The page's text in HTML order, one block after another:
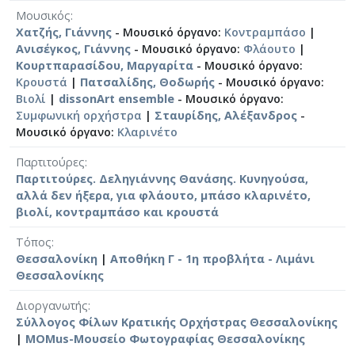
Μουσικός
Χατζής, Γιάννης - Μουσικό όργανο: Κοντραμπάσο |
Ανισέγκος, Γιάννης - Μουσικό όργανο: Φλάουτο |
Κουρτπαρασίδου, Μαργαρίτα - Μουσικό όργανο:
Κρουστά | Πατσαλίδης, Θοδωρής - Μουσικό όργανο:
Βιολί | dissonArt ensemble - Μουσικό όργανο:
Συμφωνική ορχήστρα | Σταυρίδης, Αλέξανδρος -
Μουσικό όργανο: Κλαρινέτο
Παρτιτούρες
Παρτιτούρες. Δεληγιάννης Θανάσης. Κυνηγούσα,
αλλά δεν ήξερα, για φλάουτο, μπάσο κλαρινέτο,
βιολί, κοντραμπάσο και κρουστά
Τόπος
Θεσσαλονίκη | Αποθήκη Γ - 1η προβλήτα - Λιμάνι
Θεσσαλονίκης
Διοργανωτής
Σύλλογος Φίλων Κρατικής Ορχήστρας Θεσσαλονίκης
| MOMus-Μουσείο Φωτογραφίας Θεσσαλονίκης